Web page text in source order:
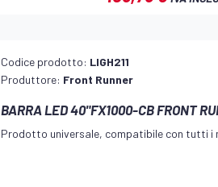
Codice prodotto: LIGH211
Produttore: Front Runner
BARRA LED 40"FX1000-CB FRONT
Prodotto universale, compatibile con tutti i